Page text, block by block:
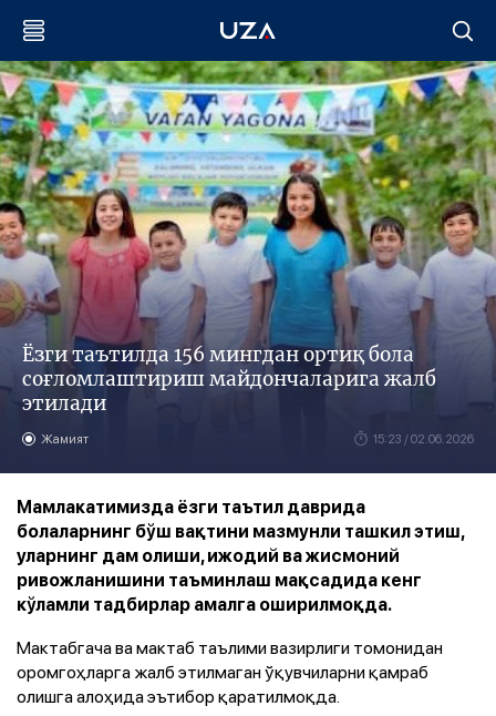
Ёзги таътилда 156 мингдан ортиқ бола
соғломлаштириш майдончаларига жалб
этилади
Жамият 15:23 / 02.06.2026
Мамлакатимизда ёзги таътил даврида
болаларнинг бўш вақтини мазмунли ташкил этиш,
уларнинг дам олиши, ижодий ва жисмоний
ривожланишини таъминлаш мақсадида кенг
кўламли тадбирлар амалга оширилмоқда.
Мактабгача ва мактаб таълими вазирлиги томонидан
оромгоҳларга жалб этилмаган ўқувчиларни қамраб
олишга алоҳида эътибор қаратилмоқда.